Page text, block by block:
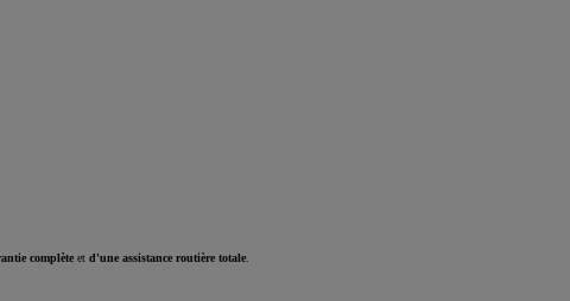
complète et d'une assistance routière totale